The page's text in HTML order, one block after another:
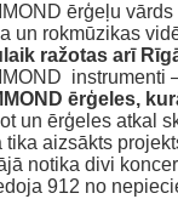
ērģeļu
un rokmūzikas
ražotas arī
instrumenti
ērģeles,
un ērģeles atkal
tika aizsākts
notika divi
912 no